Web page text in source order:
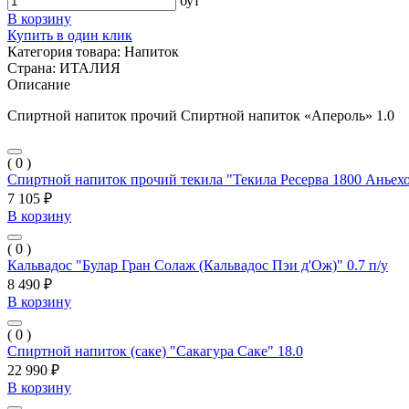
В корзину
Купить в один клик
Категория товара: Напиток
Страна: ИТАЛИЯ
Описание
Спиртной напиток прочий Спиртной напиток «Апероль» 1.0
( 0 )
Спиртной напиток прочий текила "Текила Ресерва 1800
7 105 ₽
В корзину
( 0 )
Кальвадос "Булар Гран Солаж (Кальвадос Пэи д'Ож)" 0.7 п/у
8 490 ₽
В корзину
( 0 )
Спиртной напиток (саке) "Сакагура Саке" 18.0
22 990 ₽
В корзину